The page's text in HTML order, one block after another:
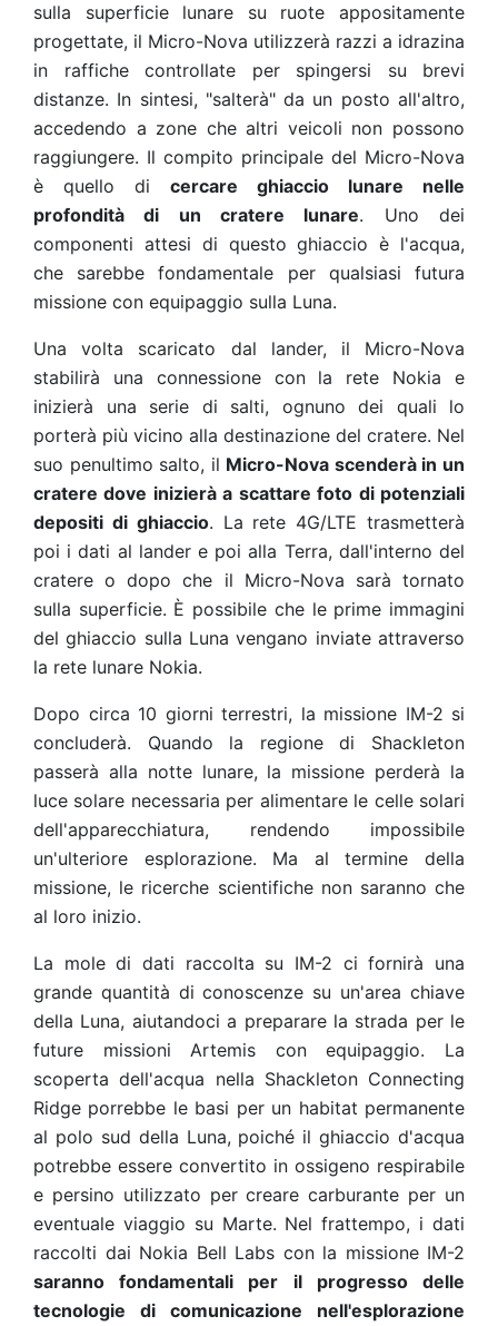
sulla superficie lunare su ruote appositamente
progettate, il Micro-Nova utilizzerà razzi a idrazina
in raffiche controllate per spingersi su brevi
distanze. In sintesi, "salterà" da un posto all'altro,
accedendo a zone che altri veicoli non possono
raggiungere. Il compito principale del Micro-Nova
è quello di
cercare ghiaccio lunare nelle
profondità di un cratere lunare. Uno dei
componenti attesi di questo ghiaccio è l'acqua,
che sarebbe fondamentale per qualsiasi futura
missione con equipaggio sulla Luna.
Una volta scaricato dal lander, il Micro-Nova
stabilirà una connessione con la rete Nokia e
inizierà una serie di salti, ognuno dei quali lo
porterà più vicino alla destinazione del cratere. Nel
suo penultimo salto, il Micro-Nova scenderà in un
cratere dove inizierà a scattare foto di potenziali
depositi di ghiaccio. La rete 4G/LTE trasmetterà
poi i dati al lander e poi alla Terra, dall'interno del
cratere o dopo che il Micro-Nova sarà tornato
sulla superficie. È possibile che le prime immagini
del ghiaccio sulla Luna vengano inviate attraverso
la rete lunare Nokia.
Dopo circa 10 giorni terrestri, la missione IM-2 si
concluderà. Quando la regione di Shackleton
passerà alla notte lunare, la missione perderà la
luce solare necessaria per alimentare le celle solari
dell'apparecchiatura, rendendo impossibile
un'ulteriore esplorazione. Ma al termine della
missione, le ricerche scientifiche non saranno che
al loro inizio.
La mole di dati raccolta su IM-2 ci fornirà una
grande quantità di conoscenze su un'area chiave
della Luna, aiutandoci a preparare la strada per le
future missioni Artemis con equipaggio. La
scoperta dell'acqua nella Shackleton Connecting
Ridge porrebbe le basi per un habitat permanente
al polo sud della Luna, poiché il ghiaccio d'acqua
potrebbe essere convertito in ossigeno respirabile
e persino utilizzato per creare carburante per un
eventuale viaggio su Marte. Nel frattempo, i dati
raccolti dai Nokia Bell Labs con la missione IM-2
saranno fondamentali per il progresso delle
tecnologie di comunicazione nell'esplorazione